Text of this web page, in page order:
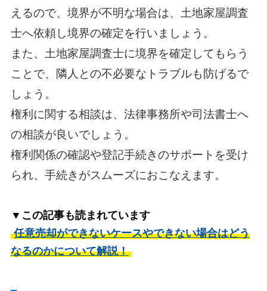
えるので、境界が不明な場合は、土地家屋調査
士へ依頼し境界の確定を行いましょう。
また、土地家屋調査士に境界を確定してもらう
ことで、隣人との不必要なトラブルも防げるで
しょう。
権利に関する相談は、法律事務所や司法書士へ
の相談が良いでしょう。
権利関係の確認や登記手続きのサポートを受け
られ、手続きがスムーズにおこなえます。
▼この記事も読まれています
任意売却ができないケースやできない場合はどう
なるのかについて解説！